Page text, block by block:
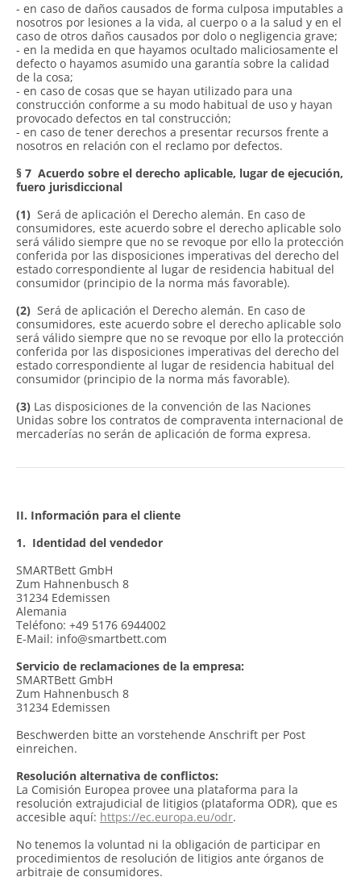
- en caso de daños causados de forma culposa imputables a
nosotros por lesiones a la vida, al cuerpo o a la salud y en el
caso de otros daños causados por dolo o negligencia grave;
- en la medida en que hayamos ocultado maliciosamente el
defecto o hayamos asumido una garantía sobre la calidad
de la cosa;
- en caso de cosas que se hayan utilizado para una
construcción conforme a su modo habitual de uso y hayan
provocado defectos en tal construcción;
- en caso de tener derechos a presentar recursos frente a
nosotros en relación con el reclamo por defectos.
§ 7 Acuerdo sobre el derecho aplicable, lugar de ejecución,
fuero jurisdiccional
(1) Será de aplicación el Derecho alemán. En caso de
consumidores, este acuerdo sobre el derecho aplicable solo
será válido siempre que no se revoque por ello la protección
conferida por las disposiciones imperativas del derecho del
estado correspondiente al lugar de residencia habitual del
consumidor (principio de la norma más favorable).
(2) Será de aplicación el Derecho alemán. En caso de
consumidores, este acuerdo sobre el derecho aplicable solo
será válido siempre que no se revoque por ello la protección
conferida por las disposiciones imperativas del derecho del
estado correspondiente al lugar de residencia habitual del
consumidor (principio de la norma más favorable).
(3) Las disposiciones de la convención de las Naciones
Unidas sobre los contratos de compraventa internacional de
mercaderías no serán de aplicación de forma expresa.
II. Información para el cliente
1. Identidad del vendedor
SMARTBett GmbH
Zum Hahnenbusch 8
31234 Edemissen
Alemania
Teléfono: +49 5176 6944002
E-Mail: info@smartbett.com
Servicio de reclamaciones de la empresa:
SMARTBett GmbH
Zum Hahnenbusch 8
31234 Edemissen
Beschwerden bitte an vorstehende Anschrift per Post
einreichen.
Resolución alternativa de conflictos:
La Comisión Europea provee una plataforma para la
resolución extrajudicial de litigios (plataforma ODR), que es
accesible aquí: https://ec.europa.eu/odr.
No tenemos la voluntad ni la obligación de participar en
procedimientos de resolución de litigios ante órganos de
arbitraje de consumidores.